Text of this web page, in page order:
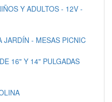
Y ADULTOS - 12V -
JARDÍN - MESAS PICNIC
16" Y 14" PULGADAS